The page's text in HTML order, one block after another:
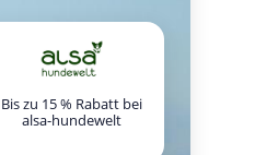
Bis zu 15 % Rabatt bei
alsa-hundewelt